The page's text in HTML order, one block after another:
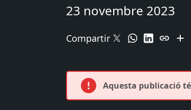
23 novembre 2023
Compartir
Aquesta publicació